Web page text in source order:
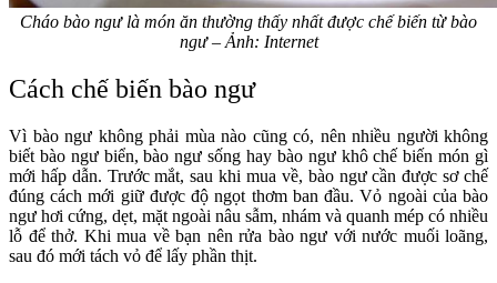
Cháo bào ngư là món ăn thường thấy nhất được chế biến từ bào
ngư – Ảnh: Internet
Cách chế biến bào ngư
Vì bào ngư không phải mùa nào cũng có, nên nhiều người không
biết bào ngư biển, bào ngư sống hay bào ngư khô chế biến món gì
mới hấp dẫn. Trước mắt, sau khi mua về, bào ngư cần được sơ chế
đúng cách mới giữ được độ ngọt thơm ban đầu. Vỏ ngoài của bào
ngư hơi cứng, dẹt, mặt ngoài nâu sẫm, nhám và quanh mép có nhiều
lỗ để thở. Khi mua về bạn nên rửa bào ngư với nước muối loãng,
sau đó mới tách vỏ để lấy phần thịt.